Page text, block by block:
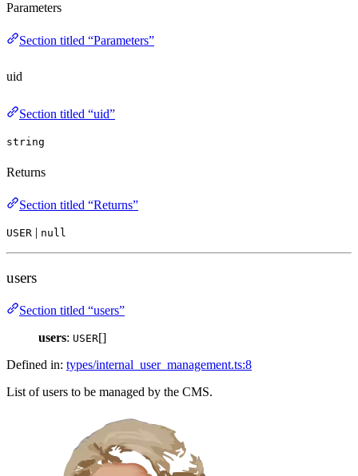
Parameters
Section titled “Parameters”
uid
Section titled “uid”
string
Returns
Section titled “Returns”
USER | null
users
Section titled “users”
users: USER[]
Defined in: types/internal_user_management.ts:8
List of users to be managed by the CMS.